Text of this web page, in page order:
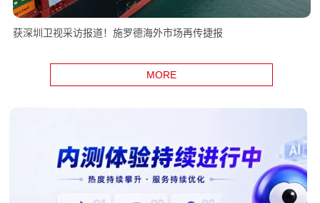
获深圳卫视采访报道！施罗德海外市场再传捷报
MORE